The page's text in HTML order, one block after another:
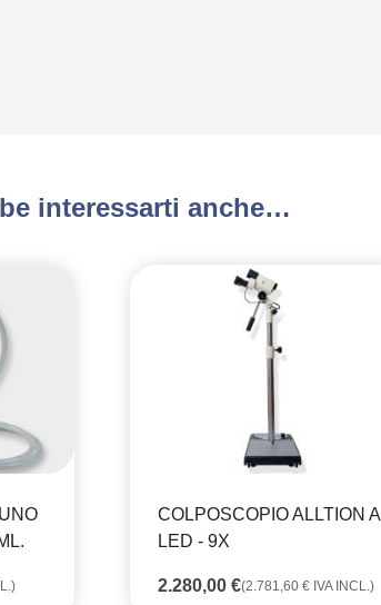
interessarti anche…
COLPOSCOPIO ALLTION A
LED - 9X
2.280,00 €(2.781,60 € IVA INCL.)